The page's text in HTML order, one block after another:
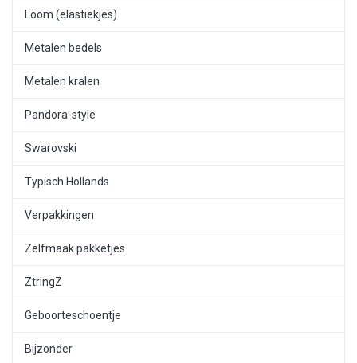
Loom (elastiekjes)
Metalen bedels
Metalen kralen
Pandora-style
Swarovski
Typisch Hollands
Verpakkingen
Zelfmaak pakketjes
ZtringZ
Geboorteschoentje
Bijzonder